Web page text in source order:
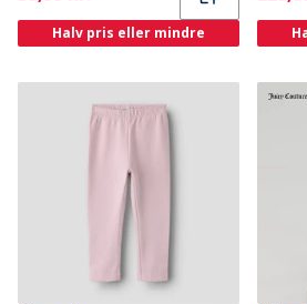
Halv pris eller mindre